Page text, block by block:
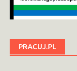
PRACUJ.PL